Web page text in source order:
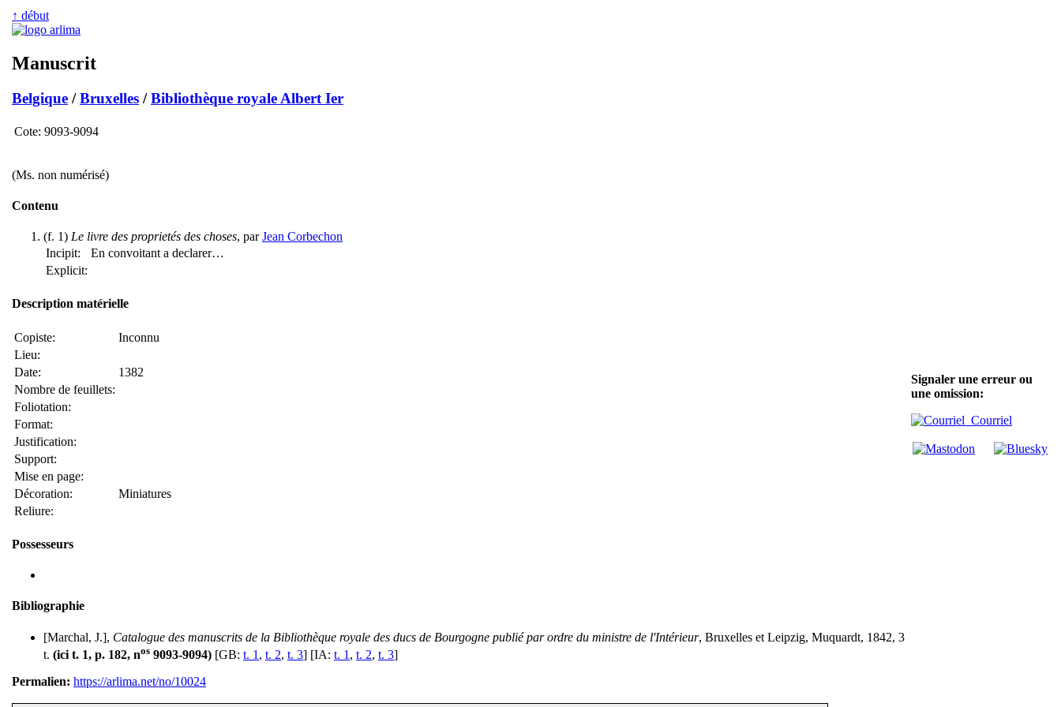
↑ début
Manuscrit
Belgique /Bruxelles /Bibliothèque royale Albert Ier
Cote: 9093-9094
(Ms. non numérisé)
Contenu
(f. 1) Le livre des proprietés des choses, parJean Corbechon
Incipit:
En convoitant a declarer…
Explicit:
Description matérielle
Copiste:
Inconnu
Lieu:
Date:
1382
Nombre de feuillets:
Foliotation:
Format:
Justification:
Support:
Mise en page:
Décoration:
Miniatures
Reliure:
Possesseurs
Bibliographie
[Marchal, J.], Catalogue des manuscrits de la Bibliothèque royale des ducs de Bourgogne publié par ordre du ministre de l'Intérieur, Bruxelles et Leipzig, Muquardt, 1842, 3
t. (ici t. 1, p. 182, nos 9093-9094) [GB: t. 1 , t. 2, t. 3] [IA: t. 1 , t. 2, t. 3]
Permalien: https://arlima.net/no/10024
Signaler une erreur ou
une omission:
Courriel